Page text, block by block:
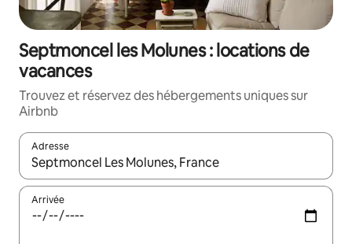
Septmoncel les Molunes : locations de
vacances
Trouvez et réservez des hébergements uniques sur
Airbnb
Adresse
Lorsque les résultats s'affichent, utilisez les flèches vers le
Arrivée